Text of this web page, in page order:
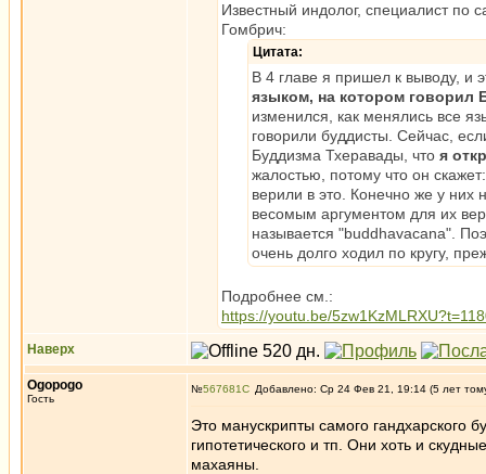
Известный индолог, специалист по
Гомбрич:
Цитата:
В 4 главе я пришел к выводу, и
языком, на котором говорил
изменился, как менялись все
говорили буддисты. Сейчас,
Буддизма Тхеравады, что я
жалостью, потому что он
верили в это. Конечно же у них
весомым аргументом для их
называется "buddhavacana".
очень долго ходил по кругу,
Подробнее см.:
https://youtu.be/
Наверх
Ogopogo
Гость
№567681 Добавлено: Ср 24 Фев 21, 19:14 (5 лет
Это манускрипты самого гандхарского
гипотетического и тп. Они хоть и
махаяны.